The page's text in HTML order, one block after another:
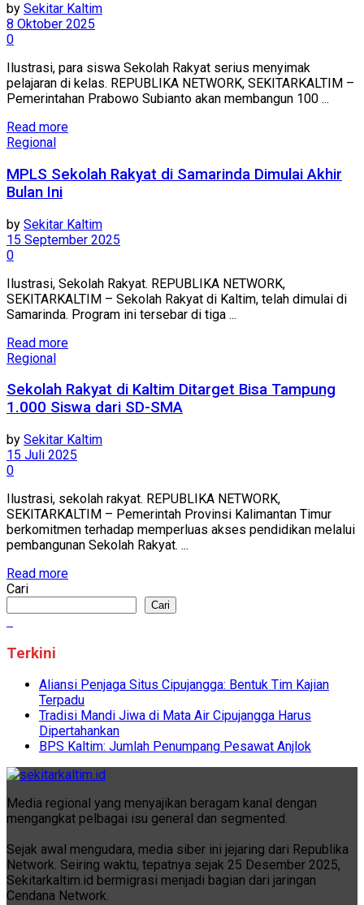
by Sekitar Kaltim
8 Oktober 2025
0
Ilustrasi, para siswa Sekolah Rakyat serius menyimak
pelajaran di kelas. REPUBLIKA NETWORK, SEKITARKALTIM –
Pemerintahan Prabowo Subianto akan membangun 100 ...
Read more
Regional
MPLS Sekolah Rakyat di Samarinda Dimulai Akhir
Bulan Ini
by Sekitar Kaltim
15 September 2025
0
Ilustrasi, Sekolah Rakyat. REPUBLIKA NETWORK,
SEKITARKALTIM – Sekolah Rakyat di Kaltim, telah dimulai di
Samarinda. Program ini tersebar di tiga ...
Read more
Regional
Sekolah Rakyat di Kaltim Ditarget Bisa Tampung
1.000 Siswa dari SD-SMA
by Sekitar Kaltim
15 Juli 2025
0
Ilustrasi, sekolah rakyat. REPUBLIKA NETWORK,
SEKITARKALTIM – Pemerintah Provinsi Kalimantan Timur
berkomitmen terhadap memperluas akses pendidikan melalui
pembangunan Sekolah Rakyat. ...
Read more
Cari
Cari
Terkini
Aliansi Penjaga Situs Cipujangga: Bentuk Tim Kajian
Terpadu
Tradisi Mandi Jiwa di Mata Air Cipujangga Harus
Dipertahankan
BPS Kaltim: Jumlah Penumpang Pesawat Anjlok
Media regional yang menyajikan beragam kanal dengan
mengangkat pelbagai isu general dan segmented.
Sejak awal mengudara, media siber ini jejaring dari Republika
Network. Seiring waktu, tepatnya sejak 25 Desember 2025,
Sekitarkaltim.id bermigrasi menjadi bagian dari jaringan
Cendana Network.